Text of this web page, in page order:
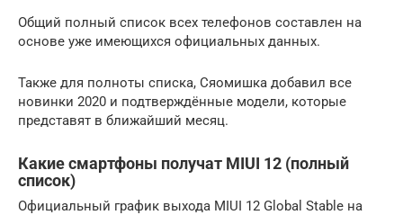
Общий полный список всех телефонов составлен на
основе уже имеющихся официальных данных.
Также для полноты списка, Сяомишка добавил все
новинки 2020 и подтверждённые модели, которые
представят в ближайший месяц.
Какие смартфоны получат MIUI 12 (полный
список)
Официальный график выхода MIUI 12 Global Stable на